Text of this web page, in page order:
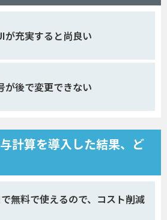
が充実すると尚良い
が後で変更できない
計算を導入した結果、ど
無料で使えるので、コスト削減